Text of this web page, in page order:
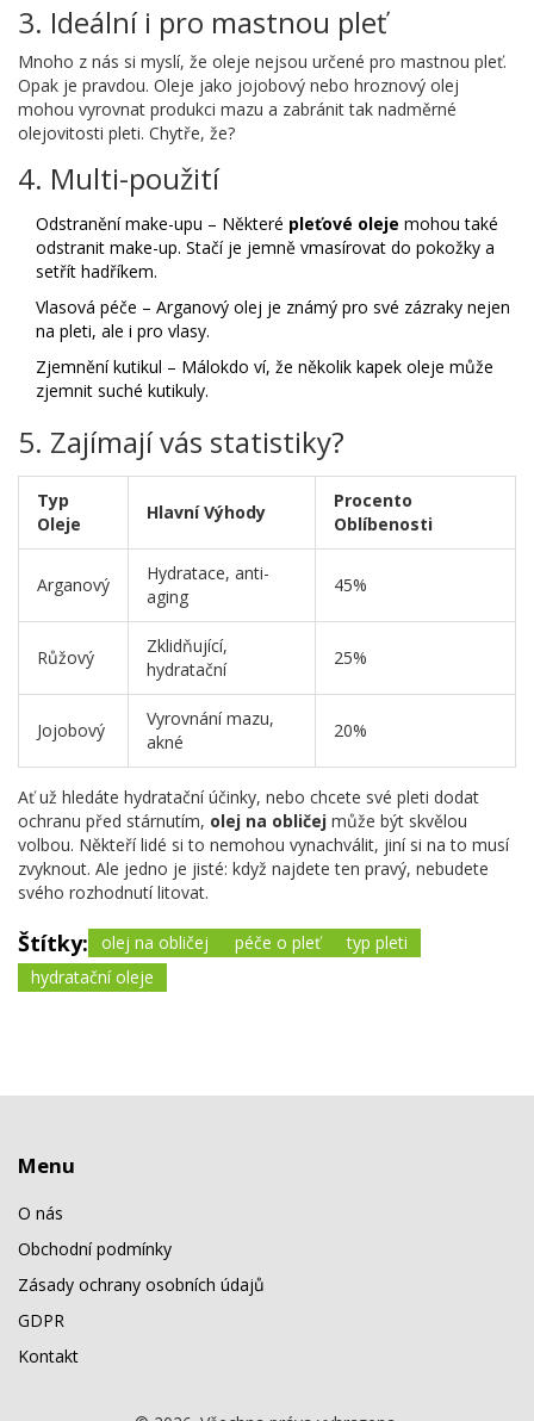
3. Ideální i pro mastnou pleť
Mnoho z nás si myslí, že oleje nejsou určené pro mastnou pleť.
Opak je pravdou. Oleje jako jojobový nebo hroznový olej
mohou vyrovnat produkci mazu a zabránit tak nadměrné
olejovitosti pleti. Chytře, že?
4. Multi-použití
Odstranění make-upu – Některé pleťové oleje mohou také
odstranit make-up. Stačí je jemně vmasírovat do pokožky a
setřít hadříkem.
Vlasová péče – Arganový olej je známý pro své zázraky nejen
na pleti, ale i pro vlasy.
Zjemnění kutikul – Málokdo ví, že několik kapek oleje může
zjemnit suché kutikuly.
5. Zajímají vás statistiky?
Typ
Oleje
Hlavní Výhody
Procento
Oblíbenosti
Arganový
Hydratace, anti-
aging
45%
Růžový
Zklidňující,
hydratační
25%
Jojobový
Vyrovnání mazu,
akné
20%
Ať už hledáte hydratační účinky, nebo chcete své pleti dodat
ochranu před stárnutím, olej na obličej může být skvělou
volbou. Někteří lidé si to nemohou vynachválit, jiní si na to musí
zvyknout. Ale jedno je jisté: když najdete ten pravý, nebudete
svého rozhodnutí litovat.
Štítky: olej na obličej péče o pleť
typ pleti
hydratační oleje
Menu
O nás
Obchodní podmínky
Zásady ochrany osobních údajů
GDPR
Kontakt